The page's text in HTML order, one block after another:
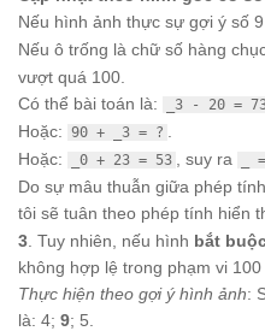
Nếu hình ảnh thực sự gợi ý số
Nếu ô trống là chữ số hàng
vượt quá 100.
Có thể bài toán là:
_3 - 20 =
Hoặc: 90 + _3 = ?
Hoặc:
_0 + 23 = 53 , suy ra _
Do sự mâu thuẫn giữa phép
tôi sẽ tuân theo phép tính hiển
3 . Tuy nhiên, nếu hình bắt
không hợp lệ trong phạm vi 100
Thực hiện theo gợi ý hình ảnh:
là: 4; 9; 5.